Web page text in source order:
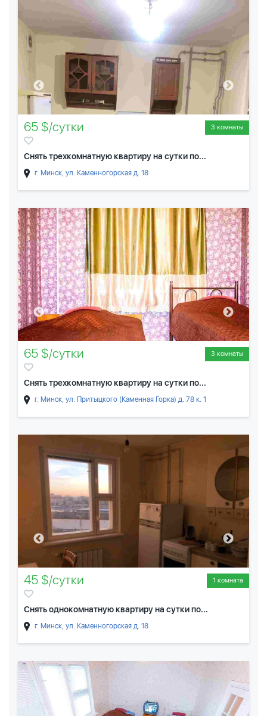
3 комнаты
65 $/сутки
Снять трехкомнатную квартиру на сутки по...
г. Минск, ул. Каменногорская д. 18
3 комнаты
65 $/сутки
Снять трехкомнатную квартиру на сутки по...
г. Минск, ул. Притыцкого (Каменная Горка) д. 78 к. 1
1 комната
45 $/сутки
Снять однокомнатную квартиру на сутки по...
г. Минск, ул. Каменногорская д. 18